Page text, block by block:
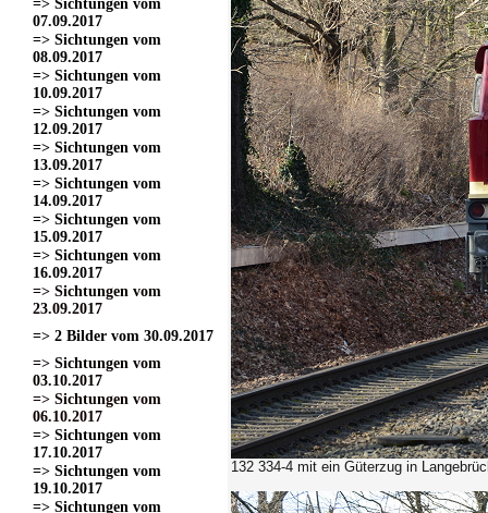
=> Sichtungen vom
07.09.2017
=> Sichtungen vom
08.09.2017
=> Sichtungen vom
10.09.2017
=> Sichtungen vom
12.09.2017
=> Sichtungen vom
13.09.2017
=> Sichtungen vom
14.09.2017
=> Sichtungen vom
15.09.2017
=> Sichtungen vom
16.09.2017
=> Sichtungen vom
23.09.2017
=> 2 Bilder vom 30.09.2017
=> Sichtungen vom
03.10.2017
=> Sichtungen vom
06.10.2017
=> Sichtungen vom
17.10.2017
=> Sichtungen vom
19.10.2017
=> Sichtungen vom
132 334-4 mit ein Güterzug in